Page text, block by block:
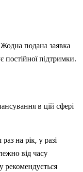
подана заявка
постійної підтримки.
в цій сфері
раз на рік, у разі
від часу
рекомендується